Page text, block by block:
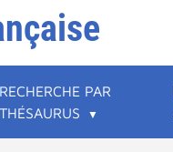
RECHERCHE PAR
THÉSAURUS